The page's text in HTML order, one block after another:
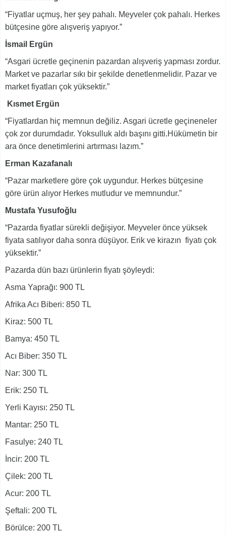
“Fiyatlar uçmuş, her şey pahalı. Meyveler çok pahalı. Herkes
bütçesine göre alışveriş yapıyor.”
İsmail Ergün
“Asgari ücretle geçinenin pazardan alışveriş yapması zordur.
Market ve pazarlar sıkı bir şekilde denetlenmelidir. Pazar ve
market fiyatları çok yüksektir.”
Kısmet Ergün
“Fiyatlardan hiç memnun değiliz. Asgari ücretle geçineneler
çok zor durumdadır. Yoksulluk aldı başını gitti.Hükümetin bir
ara önce denetimlerini artırması lazım.”
Erman Kazafanalı
“Pazar marketlere göre çok uygundur. Herkes bütçesine
göre ürün alıyor Herkes mutludur ve memnundur.”
Mustafa Yusufoğlu
“Pazarda fiyatlar sürekli değişiyor. Meyveler önce yüksek
fiyata satılıyor daha sonra düşüyor. Erik ve kirazın fiyatı çok
yüksektir.”
Pazarda dün bazı ürünlerin fiyatı şöyleydi:
Asma Yaprağı: 900 TL
Afrika Acı Biberi: 850 TL
Kiraz: 500 TL
Bamya: 450 TL
Acı Biber: 350 TL
Nar: 300 TL
Erik: 250 TL
Yerli Kayısı: 250 TL
Mantar: 250 TL
Fasulye: 240 TL
İncir: 200 TL
Çilek: 200 TL
Acur: 200 TL
Şeftali: 200 TL
Börülce: 200 TL